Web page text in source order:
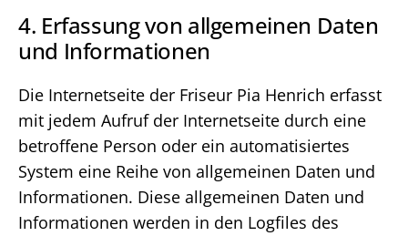
4. Erfassung von allgemeinen Daten
und Informationen
Die Internetseite der Friseur Pia Henrich erfasst
mit jedem Aufruf der Internetseite durch eine
betroffene Person oder ein automatisiertes
System eine Reihe von allgemeinen Daten und
Informationen. Diese allgemeinen Daten und
Informationen werden in den Logfiles des